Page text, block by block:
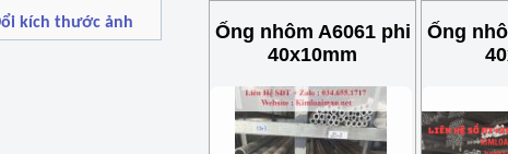
kích thước ảnh
Ống nhôm A6061 phi
40x10mm
Ống